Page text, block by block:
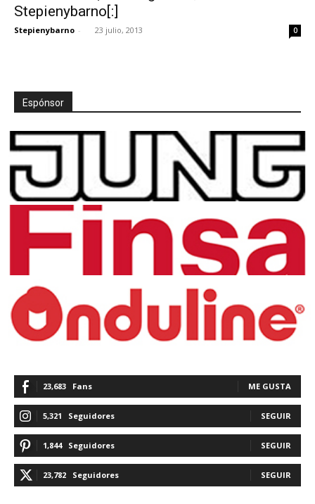
Stepienybarno[:]
Stepienybarno - 23 julio, 2013 0
Espónsor
23,683 Fans ME GUSTA
5,321 Seguidores SEGUIR
1,844 Seguidores SEGUIR
23,782 Seguidores SEGUIR